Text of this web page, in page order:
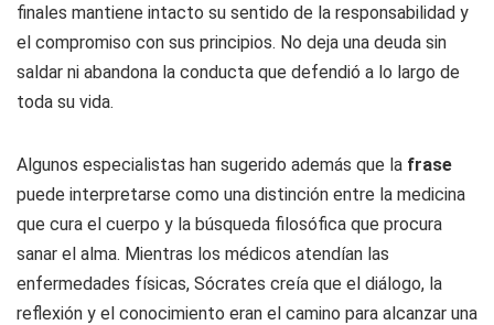
finales mantiene intacto su sentido de la responsabilidad y
el compromiso con sus principios. No deja una deuda sin
saldar ni abandona la conducta que defendió a lo largo de
toda su vida.
Algunos especialistas han sugerido además que la frase
puede interpretarse como una distinción entre la medicina
que cura el cuerpo y la búsqueda filosófica que procura
sanar el alma. Mientras los médicos atendían las
enfermedades físicas, Sócrates creía que el diálogo, la
reflexión y el conocimiento eran el camino para alcanzar una